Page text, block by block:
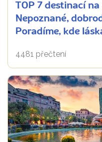
TOP 7 destinací
Nepoznané,
Poradíme, kde
4481 přečtení